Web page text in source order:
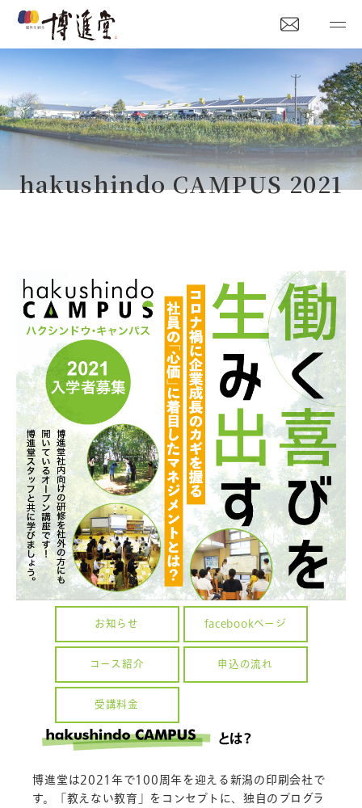
hakushindo CAMPUS 2021
お知らせ facebookページ
コース紹介 申込の流れ
受講料金
博進堂は2021年で100周年を迎える新潟の印刷会社で
す。「教えない教育」をコンセプトに、独自のプログラ